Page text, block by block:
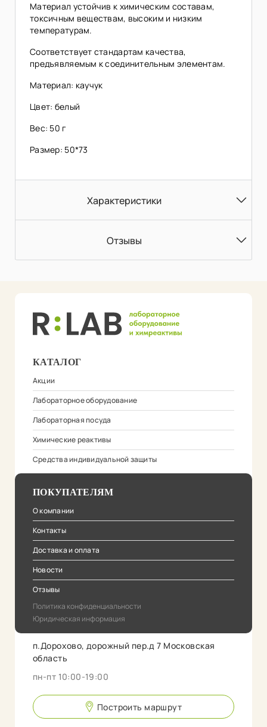
Материал устойчив к химическим составам,
токсичным веществам, высоким и низким
температурам.
Соответствует стандартам качества,
предъявляемым к соединительным элементам.
Материал: каучук
Цвет: белый
Вес: 50 г
Размер: 50*73
Характеристики
Отзывы
КАТАЛОГ
Акции
Лабораторное оборудование
Лабораторная посуда
Химические реактивы
Средства индивидуальной защиты
ПОКУПАТЕЛЯМ
О компании
Контакты
Доставка и оплата
Новости
Отзывы
Политика конфиденциальности
Юридическая информация
п.Дорохово, дорожный пер.д 7 Московская
область
пн-пт 10:00-19:00
Построить маршрут